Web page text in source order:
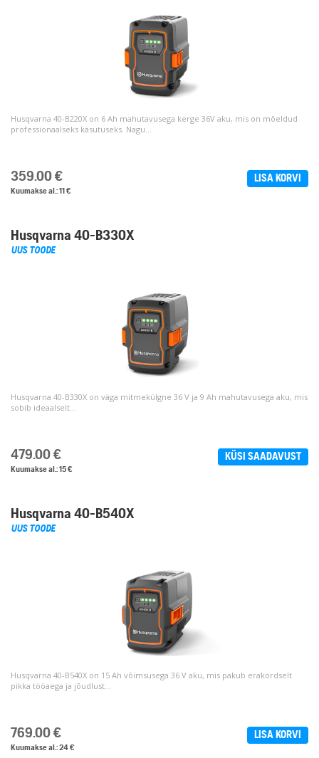
Husqvarna 40-B220X on 6 Ah mahutavusega kerge 36V aku, mis on mõeldud
professionaalseks kasutuseks. Nagu...
359.00 € LISA KORVI
Kuumakse al.: 11 €
Husqvarna 40-B330X
UUS TOODE
Husqvarna 40-B330X on väga mitmekülgne 36 V ja 9 Ah mahutavusega aku, mis
sobib ideaalselt...
479.00 € KÜSI SAADAVUST
Kuumakse al.: 15 €
Husqvarna 40-B540X
UUS TOODE
Husqvarna 40-B540X on 15 Ah võimsusega 36 V aku, mis pakub erakordselt
pikka tööaega ja jõudlust...
769.00 € LISA KORVI
Kuumakse al.: 24 €